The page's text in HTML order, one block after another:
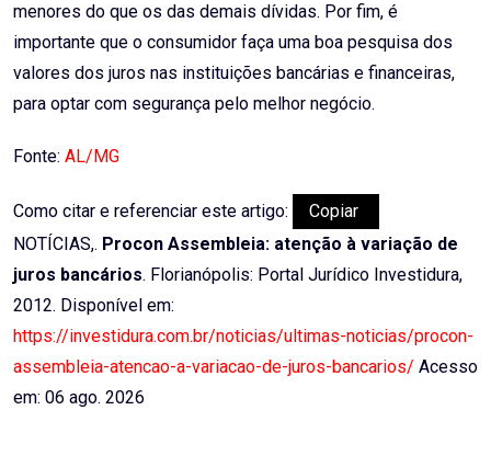
menores do que os das demais dívidas. Por fim, é
importante que o consumidor faça uma boa pesquisa dos
valores dos juros nas instituições bancárias e financeiras,
para optar com segurança pelo melhor negócio.
Fonte: AL/MG
Como citar e referenciar este artigo:
Copiar
NOTÍCIAS,. Procon Assembleia: atenção à variação de
juros bancários. Florianópolis: Portal Jurídico Investidura,
2012. Disponível em:
https://investidura.com.br/noticias/ultimas-noticias/procon-
assembleia-atencao-a-variacao-de-juros-bancarios/ Acesso
em: 06 ago. 2026